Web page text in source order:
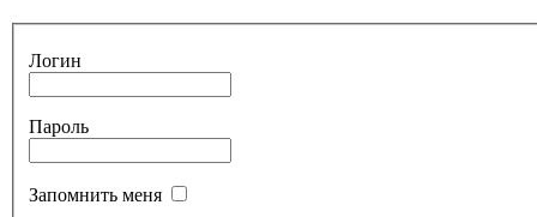
Логин
Пароль
Запомнить меня